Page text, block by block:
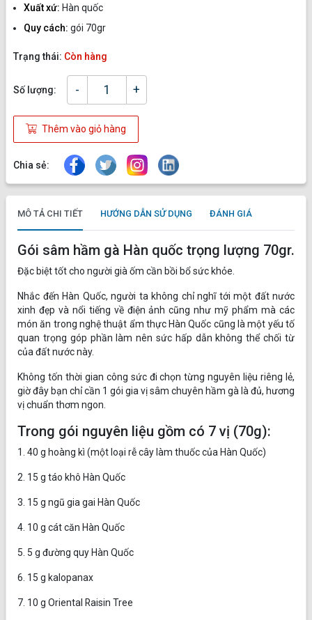
Xuất xứ: Hàn quốc
Quy cách: gói 70gr
Trạng thái: Còn hàng
Số lượng: - +
Thêm vào giỏ hàng
Chia sẻ:
MÔ TẢ CHI TIẾT HƯỚNG DẪN SỬ DỤNG ĐÁNH GIÁ
Gói sâm hầm gà Hàn quốc trọng lượng 70gr.
Đặc biệt tốt cho người già ốm cần bồi bổ sức khỏe.
Nhắc đến Hàn Quốc, người ta không chỉ nghĩ tới một đất nước
xinh đẹp và nổi tiếng về điện ảnh cũng như mỹ phẩm mà các
món ăn trong nghệ thuật ẩm thực Hàn Quốc cũng là một yếu tố
quan trọng góp phần làm nên sức hấp dẫn không thể chối từ
của đất nước này.
Không tốn thời gian công sức đi chọn từng nguyên liệu riêng lẻ,
giờ đây bạn chỉ cần 1 gói gia vị sâm chuyên hầm gà là đủ, hương
vị chuẩn thơm ngon.
Trong gói nguyên liệu gồm có 7 vị (70g):
1. 40 g hoàng kì (một loại rễ cây làm thuốc của Hàn Quốc)
2. 15 g táo khô Hàn Quốc
3. 15 g ngũ gia gai Hàn Quốc
4. 10 g cát căn Hàn Quốc
5. 5 g đường quy Hàn Quốc
6. 15 g kalopanax
7. 10 g Oriental Raisin Tree